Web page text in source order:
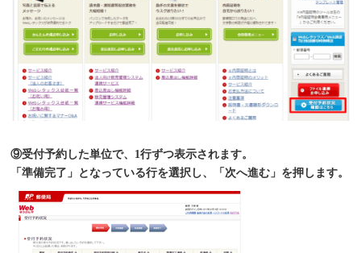
⑨受付予約した単位で、1行ずつ表示されます。
「準備完了」となっている行を選択し、「次へ進む」を押します。